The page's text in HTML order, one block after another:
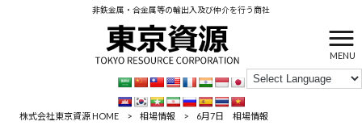
非鉄金属・合金属等の輸出入及び仲介を行う商社
MENU
株式会社東京資源 HOME > 相場情報 > 6月7日 相場情報